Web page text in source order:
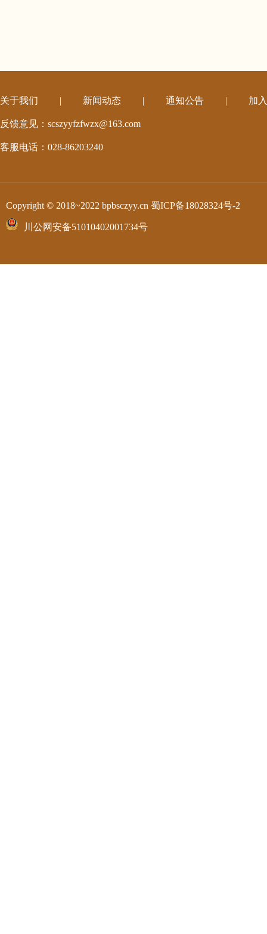
关于我们 | 新闻动态 | 通知公告 | 加
反馈意见：scszyyfzfwzx@163.com
客服电话：028-86203240
Copyright © 2018~2022 bpbsczyy.cn 蜀ICP备18028324号-2
川公网安备51010402001734号